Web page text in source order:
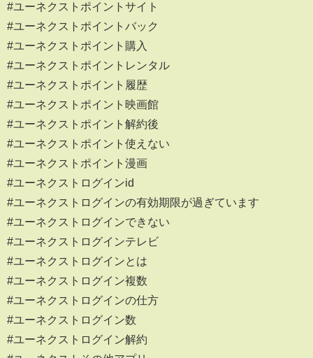
#ユーネクストポイントサイト
#ユーネクストポイントバック
#ユーネクストポイント購入
#ユーネクストポイントレンタル
#ユーネクストポイント履歴
#ユーネクストポイント映画館
#ユーネクストポイント解約後
#ユーネクストポイント使えない
#ユーネクストポイント漫画
#ユーネクストログインid
#ユーネクストログインの有効期限が過ぎています
#ユーネクストログインできない
#ユーネクストログインテレビ
#ユーネクストログインとは
#ユーネクストログイン複数
#ユーネクストログインの仕方
#ユーネクストログイン数
#ユーネクストログイン解約